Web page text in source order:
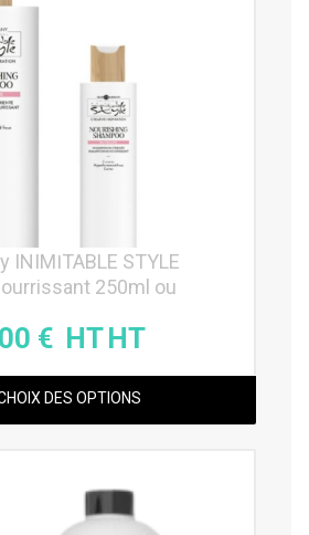
INIMITABLE STYLE
250ml ou
€
DES OPTIONS